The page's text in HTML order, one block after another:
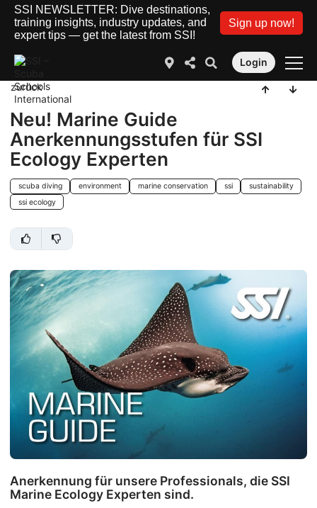
SSI NEWSLETTER: Dive destinations,
training insights, industry updates, and
expert tips — get the latest from SSI!
Sign up now!
Login
zurück
Neu! Marine Guide
Anerkennungsstufen für SSI
Ecology Experten
scuba diving environment marine conservation ssi
sustainability
ssi ecology
Anerkennung für unsere Professionals, die SSI
Marine Ecology Experten sind.